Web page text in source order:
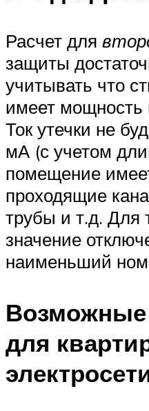
Расчет для
защиты
учитывать что
имеет мощность
Ток утечки не
мА (с учетом
помещение
проходящие
трубы и т.д. Для
значение
наименьший
для